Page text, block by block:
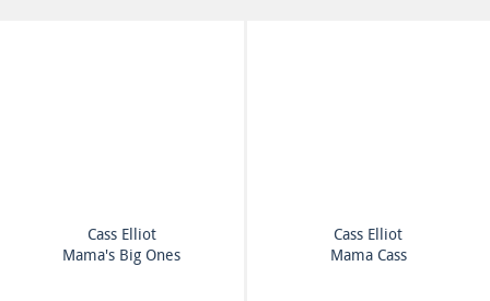
Cass Elliot
Mama's Big Ones
Cass Elliot
Mama Cass